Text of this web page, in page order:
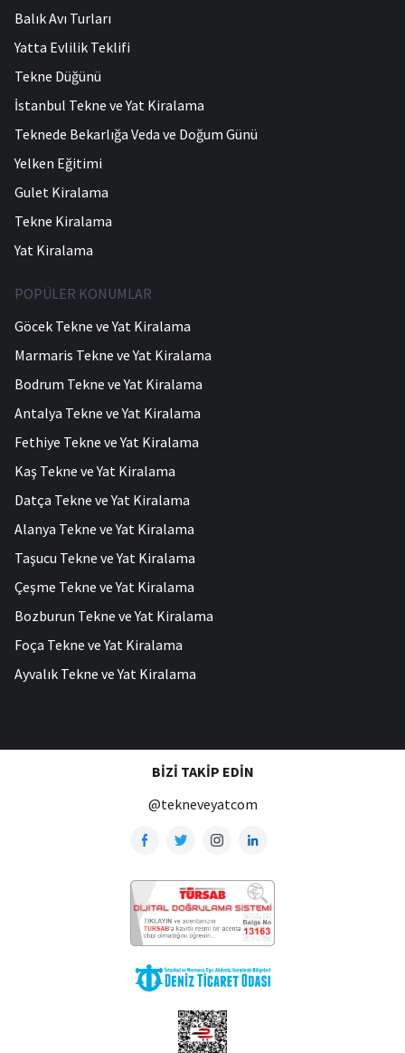
Balık Avı Turları
Yatta Evlilik Teklifi
Tekne Düğünü
İstanbul Tekne ve Yat Kiralama
Teknede Bekarlığa Veda ve Doğum Günü
Yelken Eğitimi
Gulet Kiralama
Tekne Kiralama
Yat Kiralama
POPÜLER KONUMLAR
Göcek Tekne ve Yat Kiralama
Marmaris Tekne ve Yat Kiralama
Bodrum Tekne ve Yat Kiralama
Antalya Tekne ve Yat Kiralama
Fethiye Tekne ve Yat Kiralama
Kaş Tekne ve Yat Kiralama
Datça Tekne ve Yat Kiralama
Alanya Tekne ve Yat Kiralama
Taşucu Tekne ve Yat Kiralama
Çeşme Tekne ve Yat Kiralama
Bozburun Tekne ve Yat Kiralama
Foça Tekne ve Yat Kiralama
Ayvalık Tekne ve Yat Kiralama
BIZI TAKIP EDIN
@tekneveyatcom